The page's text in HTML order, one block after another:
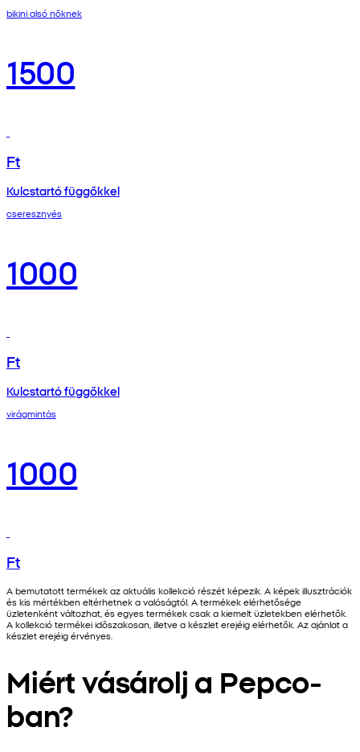
bikini alsó nőknek
1500
Ft
Kulcstartó függőkkel
cseresznyés
1000
Ft
Kulcstartó függőkkel
virágmintás
1000
Ft
A bemutatott termékek az aktuális kollekció részét képezik. A képek illusztrációk
és kis mértékben eltérhetnek a valóságtól. A termékek elérhetősége
üzletenként változhat, és egyes termékek csak a kiemelt üzletekben elérhetők.
A kollekció termékei időszakosan, illetve a készlet erejéig elérhetők. Az ajánlat a
készlet erejéig érvényes.
Miért vásárolj a Pepco-
ban?